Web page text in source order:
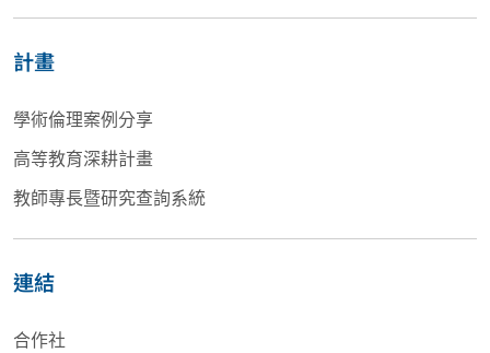
計畫
學術倫理案例分享
高等教育深耕計畫
教師專長暨研究查詢系統
連結
合作社